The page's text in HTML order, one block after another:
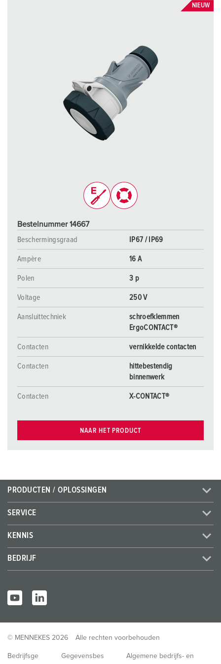
NIEUW
Bestelnummer 14667
Beschermingsgraad
IP67 / IP69
Ampère 16 A
Polen 3 p
Voltage 250 V
Aansluittechniek
schroefklemmen
ErgoCONTACT®
Contacten vernikkelde contacten
Contacten
hittebestendig
binnenwerk
Contacten X-CONTACT®
NAAR HET PRODUCT
PRODUCTEN / OPLOSSINGEN
SERVICE
KENNIS
BEDRIJF
© MENNEKES 2026 Alle rechten voorbehouden
Bedrijfsge
Gegevensbes
Algemene bedrijfs- en